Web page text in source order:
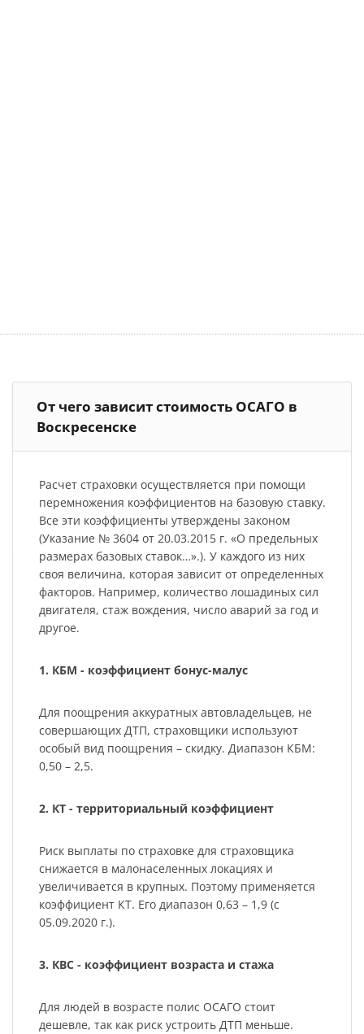
От чего зависит стоимость ОСАГО в
Воскресенске
Расчет страховки осуществляется при помощи
перемножения коэффициентов на базовую ставку.
Все эти коэффициенты утверждены законом
(Указание № 3604 от 20.03.2015 г. «О предельных
размерах базовых ставок…».). У каждого из них
своя величина, которая зависит от определенных
факторов. Например, количество лошадиных сил
двигателя, стаж вождения, число аварий за год и
другое.
1. КБМ - коэффициент бонус-малус
Для поощрения аккуратных автовладельцев, не
совершающих ДТП, страховщики используют
особый вид поощрения – скидку. Диапазон КБМ:
0,50 – 2,5.
2. КТ - территориальный коэффициент
Риск выплаты по страховке для страховщика
снижается в малонаселенных локациях и
увеличивается в крупных. Поэтому применяется
коэффициент КТ. Его диапазон 0,63 – 1,9 (с
05.09.2020 г.).
3. КВС - коэффициент возраста и стажа
Для людей в возрасте полис ОСАГО стоит
дешевле, так как риск устроить ДТП меньше.